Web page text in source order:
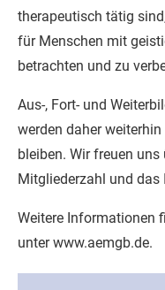
therapeutisch tätig
für Menschen mit
betrachten und zu
Aus-, Fort- und
werden daher
bleiben. Wir freuen
Mitgliederzahl und das
Weitere Informationen
unter www.aemgb.de.